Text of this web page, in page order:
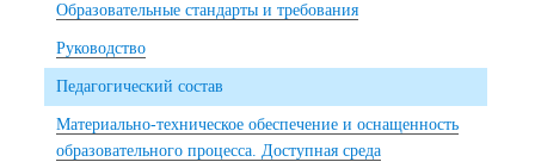
Образовательные стандарты и требования
Руководство
Педагогический состав
Материально-техническое обеспечение и оснащенность
образовательного процесса. Доступная среда